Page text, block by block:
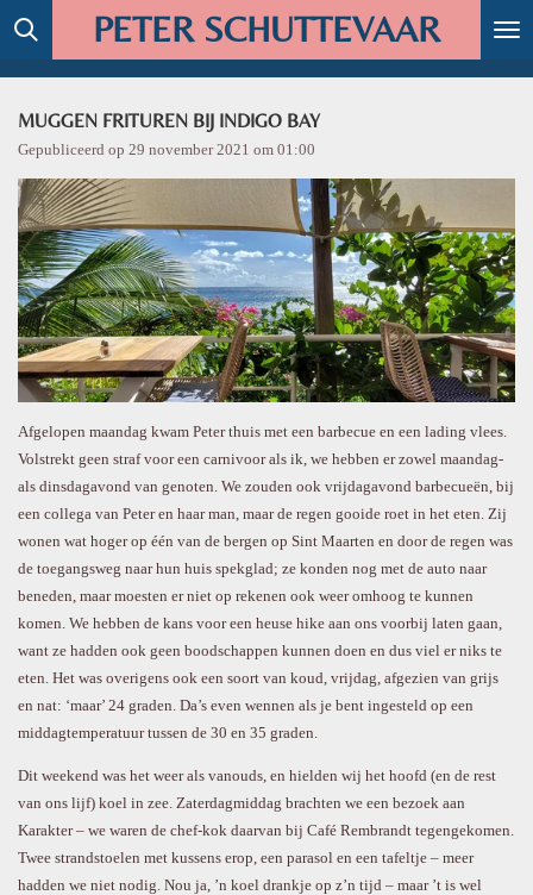
Ga
naar
PETER SCHUTTEVAAR
MUGGEN FRITUREN BIJ INDIGO BAY
Gepubliceerd op 29 november 2021 om 01:00
Afgelopen maandag kwam Peter thuis met een barbecue en een lading vlees.
Volstrekt geen straf voor een carnivoor als ik, we hebben er zowel maandag-
als dinsdagavond van genoten. We zouden ook vrijdagavond barbecueën, bij
een collega van Peter en haar man, maar de regen gooide roet in het eten. Zij
wonen wat hoger op één van de bergen op Sint Maarten en door de regen was
de toegangsweg naar hun huis spekglad; ze konden nog met de auto naar
beneden, maar moesten er niet op rekenen ook weer omhoog te kunnen
komen. We hebben de kans voor een heuse hike aan ons voorbij laten gaan,
want ze hadden ook geen boodschappen kunnen doen en dus viel er niks te
eten. Het was overigens ook een soort van koud, vrijdag, afgezien van grijs
en nat: ‘maar’ 24 graden. Da’s even wennen als je bent ingesteld op een
middagtemperatuur tussen de 30 en 35 graden.
Dit weekend was het weer als vanouds, en hielden wij het hoofd (en de rest
van ons lijf) koel in zee. Zaterdagmiddag brachten we een bezoek aan
Karakter – we waren de chef-kok daarvan bij Café Rembrandt tegengekomen.
Twee strandstoelen met kussens erop, een parasol en een tafeltje – meer
hadden we niet nodig. Nou ja, ’n koel drankje op z’n tijd – maar ’t is wel